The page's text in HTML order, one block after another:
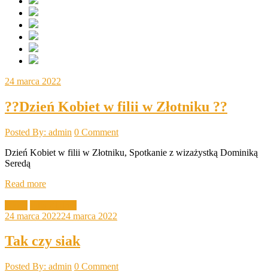
24 marca 2022
??Dzień Kobiet w filii w Złotniku ??
Posted By: admin 0 Comment
Dzień Kobiet w filii w Złotniku, Spotkanie z wizażystką Dominiką
Seredą
Read more
24 marca 202224 marca 2022
Tak czy siak
Posted By: admin 0 Comment